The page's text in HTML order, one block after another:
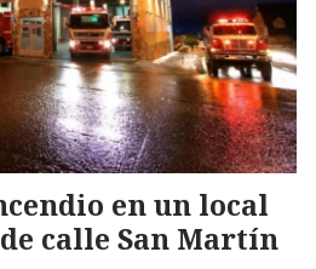
en un local
calle San Martín